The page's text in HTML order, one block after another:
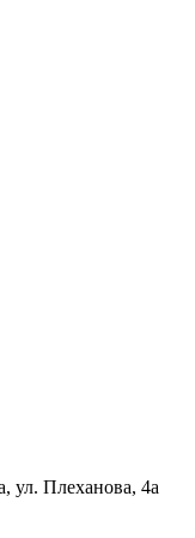
ул. Плеханова, 4а